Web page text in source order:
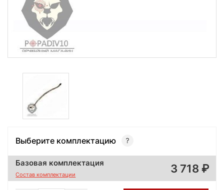
Выберите комплектацию
Базовая комплектация
Состав комплектации 3 718